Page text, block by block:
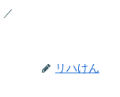
リハけん